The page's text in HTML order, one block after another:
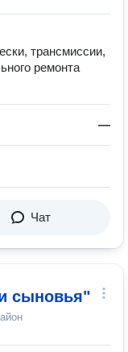
трансмиссии,
ремонта
—
Чат
сыновья"